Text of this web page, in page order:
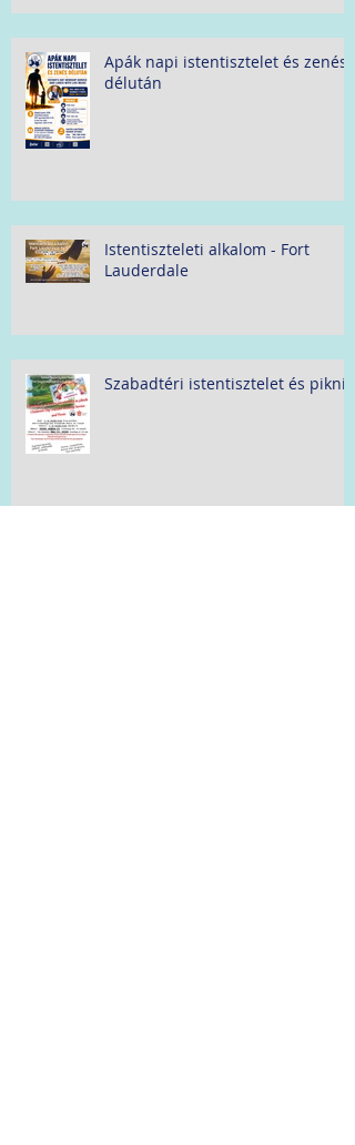
Apák napi istentisztelet és zenés
délután
Istentiszteleti alkalom - Fort
Lauderdale
Szabadtéri istentisztelet és piknik